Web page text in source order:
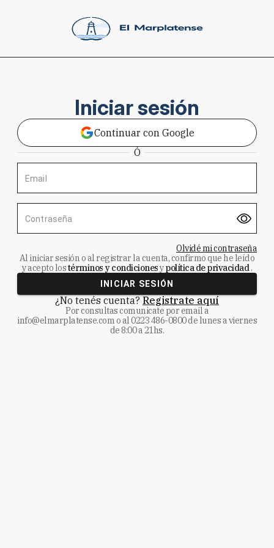
Iniciar sesión
Continuar con Google
Ó
Email
Contraseña
Olvidé mi contraseña
Al iniciar sesión o al registrar la cuenta, confirmo que he leído
y acepto lostérminos y condicionesypolítica de privacidad.
INICIAR SESIÓN
¿No tenés cuenta? Registrate aquí
Por consultas comunicate por email a
info@elmarplatense.como al0223 486-0800de lunes a viernes
de 8:00 a 21hs.